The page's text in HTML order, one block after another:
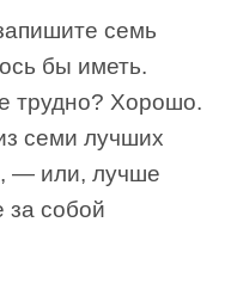
семь
бы иметь.
трудно? Хорошо.
семи лучших
— или, лучше
за собой